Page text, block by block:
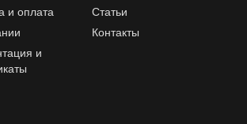
и оплата
Статьи
Контакты
и